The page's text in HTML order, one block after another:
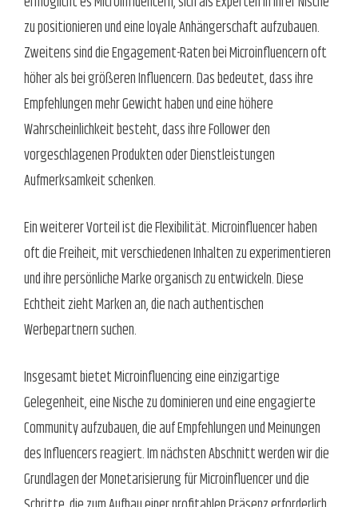
zu positionieren und eine loyale Anhängerschaft aufzubauen.
Zweitens sind die Engagement-Raten bei Microinfluencern oft
höher als bei größeren Influencern. Das bedeutet, dass ihre
Empfehlungen mehr Gewicht haben und eine höhere
Wahrscheinlichkeit besteht, dass ihre Follower den
vorgeschlagenen Produkten oder Dienstleistungen
Aufmerksamkeit schenken.
Ein weiterer Vorteil ist die Flexibilität. Microinfluencer haben
oft die Freiheit, mit verschiedenen Inhalten zu experimentieren
und ihre persönliche Marke organisch zu entwickeln. Diese
Echtheit zieht Marken an, die nach authentischen
Werbepartnern suchen.
Insgesamt bietet Microinfluencing eine einzigartige
Gelegenheit, eine Nische zu dominieren und eine engagierte
Community aufzubauen, die auf Empfehlungen und Meinungen
des Influencers reagiert. Im nächsten Abschnitt werden wir die
Grundlagen der Monetarisierung für Microinfluencer und die